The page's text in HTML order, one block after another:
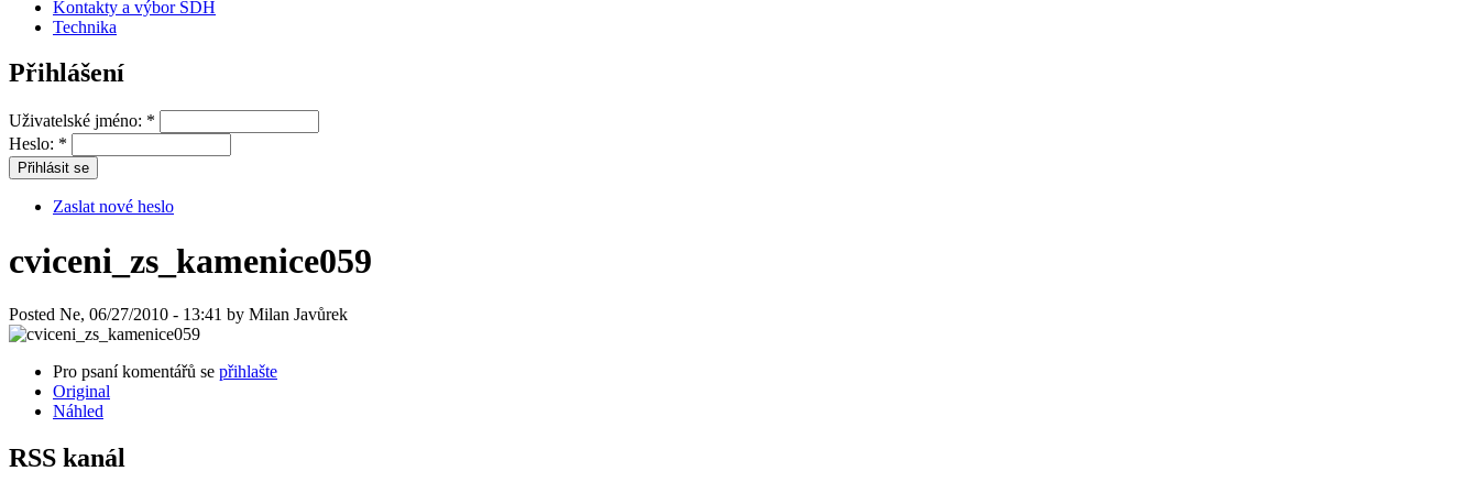
Kontakty a výbor SDH
Technika
Přihlášení
Uživatelské jméno: *
Heslo: *
Zaslat nové heslo
cviceni_zs_kamenice059
Posted Ne, 06/27/2010 - 13:41 by Milan Javůrek
Pro psaní komentářů se přihlašte
Original
Náhled
RSS kanál